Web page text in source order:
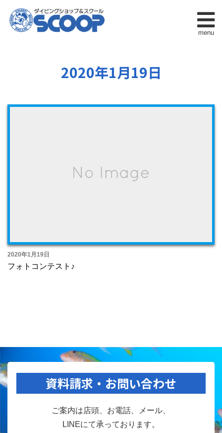
menu
2020年1月19日
2020年1月19日
フォトコンテスト♪
資料請求・お問い合わせ
ご案内は店頭、お電話、メール、
LINEにて承っております。